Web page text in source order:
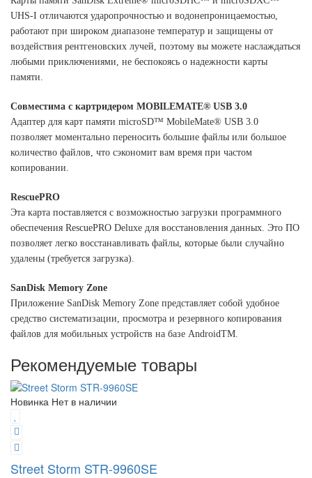
UHS-I отличаются ударопрочностью и водонепроницаемостью,
работают при широком диапазоне температур и защищены от
воздействия рентгеновских лучей, поэтому вы можете наслаждаться
любыми приключениями, не беспокоясь о надежности карты
памяти.
Совместима с картридером MOBILEMATE® USB 3.0
Адаптер для карт памяти microSD™ MobileMate® USB 3.0
позволяет моментально переносить большие файлы или большое
количество файлов, что сэкономит вам время при частом
копировании.
RescuePRO
Эта карта поставляется с возможностью загрузки программного
обеспечения RescuePRO Deluxe для восстановления данных. Это ПО
позволяет легко восстанавливать файлы, которые были случайно
удалены (требуется загрузка).
SanDisk Memory Zone
Приложение SanDisk Memory Zone представляет собой удобное
средство систематизации, просмотра и резервного копирования
файлов для мобильных устройств на базе AndroidTM.
Рекомендуемые товары
Новинка Нет в наличии
Street Storm STR-9960SE